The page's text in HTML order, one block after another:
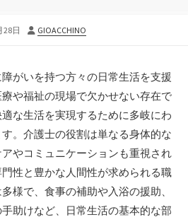
28日
投
GIOACCHINO
がいを持つ方々の日常生活を支援
療や福祉の現場で欠かせない存在で
な生活を実現するために多岐にわ
。介護士の役割は単なる身体的な
やコミュニケーションも重視され
性と豊かな人間性が求められる職
様で、食事の補助や入浴の援助、
助けなど、日常生活の基本的な部